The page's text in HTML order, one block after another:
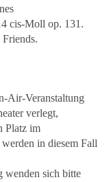
cis-Moll op. 131.
Air-Veranstaltung
verlegt,
Platz im
in diesem Fall
wenden sich bitte